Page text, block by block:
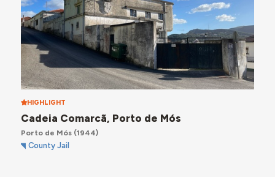
HIGHLIGHT
Cadeia Comarcã, Porto de Mós
Porto de Mós(1944)
County Jail